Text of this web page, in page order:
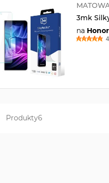
3mk
na
Produkty6